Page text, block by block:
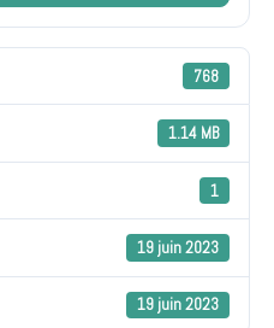
768
1.14 MB
1
19 juin 2023
19 juin 2023